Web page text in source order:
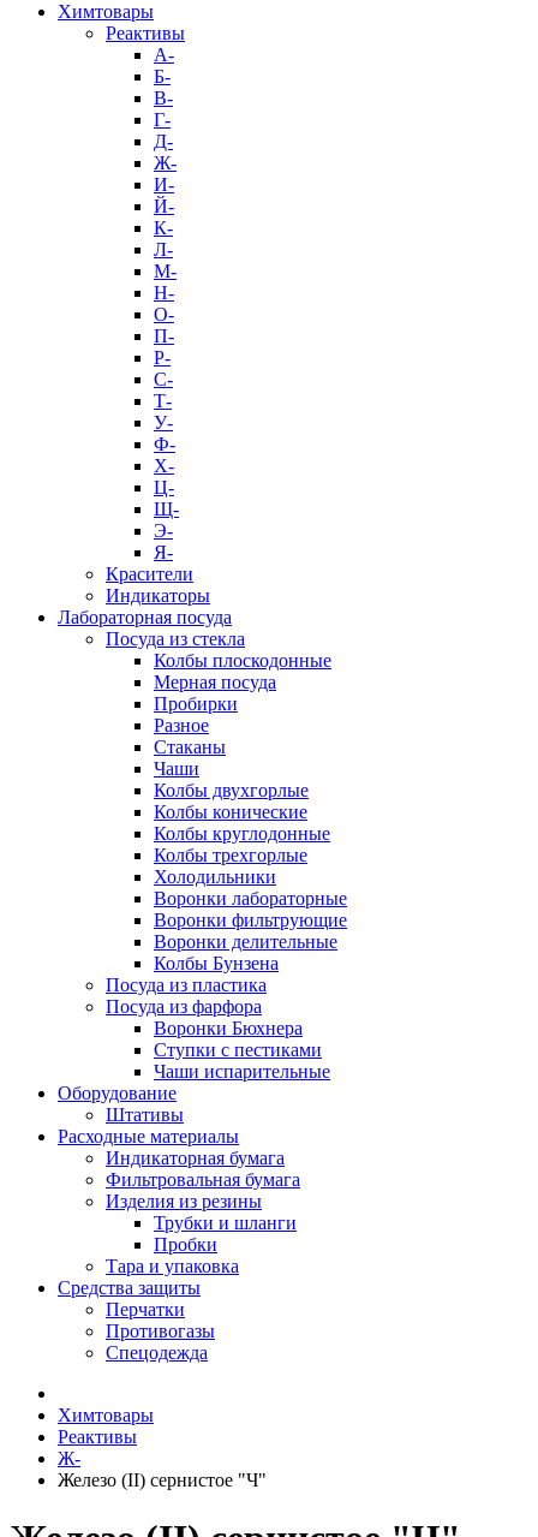
Химтовары
Реактивы
А-
Б-
В-
Г-
Д-
Ж-
И-
Й-
К-
Л-
М-
Н-
О-
П-
Р-
С-
Т-
У-
Ф-
Х-
Ц-
Щ-
Э-
Я-
Красители
Индикаторы
Лабораторная посуда
Посуда из стекла
Колбы плоскодонные
Мерная посуда
Пробирки
Разное
Стаканы
Чаши
Колбы двухгорлые
Колбы конические
Колбы круглодонные
Колбы трехгорлые
Холодильники
Воронки лабораторные
Воронки фильтрующие
Воронки делительные
Колбы Бунзена
Посуда из пластика
Посуда из фарфора
Воронки Бюхнера
Ступки с пестиками
Чаши испарительные
Оборудование
Штативы
Расходные материалы
Индикаторная бумага
Фильтровальная бумага
Изделия из резины
Трубки и шланги
Пробки
Тара и упаковка
Средства защиты
Перчатки
Противогазы
Спецодежда
Химтовары
Реактивы
Ж-
Железо (II) сернистое "Ч"